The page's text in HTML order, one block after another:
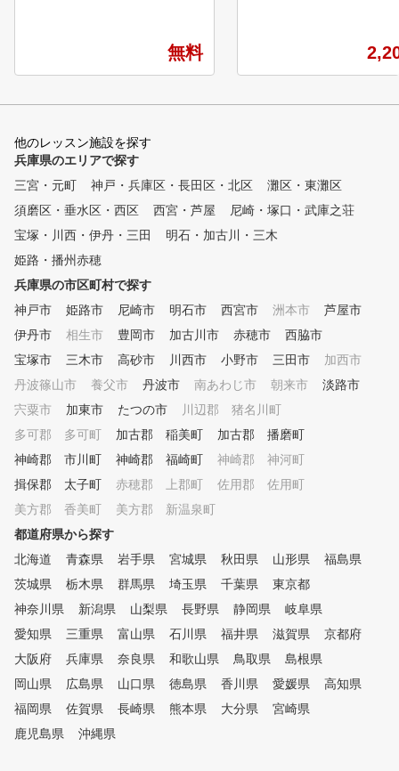
トレッスン対応 コースを回られた際、練習場で練習さ
れた際に動画で確認し、いつでもサポートします。練
を作り出します。 Point.03 24時間 VIP ROOMを完備
でレッスン、トレーニングを行えます。※VIPROOMは
垂水店限定となっております。 北区店のご予約はこち
らから！ https://gora.golf.rakuten.co.jp/lesson/school/g
uide/3118
無料
合わせてクラスが選べま
ッスンもあり、より実践
他のレッスン施設を探す
兵庫県のエリアで探す
三宮・元町
神戸・兵庫区・長田区・北区
灘区・東灘区
須磨区・垂水区・西区
西宮・芦屋
尼崎・塚口・武庫之荘
宝塚・川西・伊丹・三田
明石・加古川・三木
姫路・播州赤穂
兵庫県の市区町村で探す
神戸市
姫路市 尼崎市 明石市 西宮市 洲本市
芦屋市
伊丹市
相生市 豊岡市 加古川市 赤穂市
西脇市
宝塚市
三木市 高砂市 川西市 小野市 三田市
加西市
丹波篠山市
養父市 丹波市 南あわじ市 朝来市
淡路市
宍粟市
加東市 たつの市
川辺郡 猪名川町
多可郡 多可町
加古郡 稲美町
加古郡 播磨町
神崎郡 市川町
神崎郡 福崎町
神崎郡 神河町
揖保郡 太子町
赤穂郡 上郡町
佐用郡 佐用町
美方郡 香美町
美方郡 新温泉町
都道府県から探す
北海道
青森県 岩手県 宮城県 秋田県 山形県
福島県
茨城県
栃木県 群馬県 埼玉県 千葉県
東京都
神奈川県
新潟県 山梨県 長野県 静岡県
岐阜県
愛知県
三重県 富山県 石川県 福井県 滋賀県
京都府
大阪府
兵庫県 奈良県 和歌山県 鳥取県
島根県
岡山県
広島県 山口県 徳島県 香川県 愛媛県
高知県
福岡県
佐賀県 長崎県 熊本県 大分県
宮崎県
鹿児島県
沖縄県